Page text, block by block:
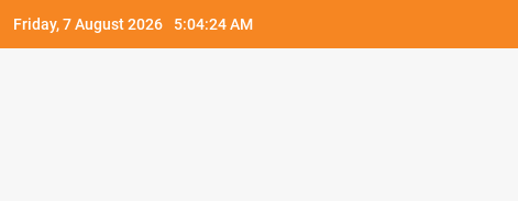
Friday, 7 August 2026 5:04:24 AM